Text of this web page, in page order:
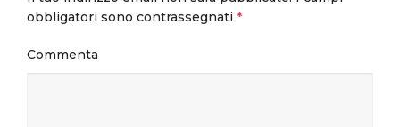
obbligatori sono contrassegnati *
Commenta